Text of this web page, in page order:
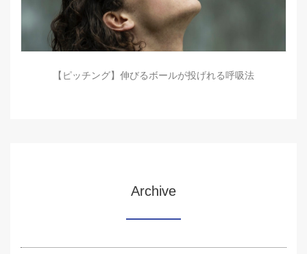
【ピッチング】伸びるボールが投げれる呼吸法
Archive